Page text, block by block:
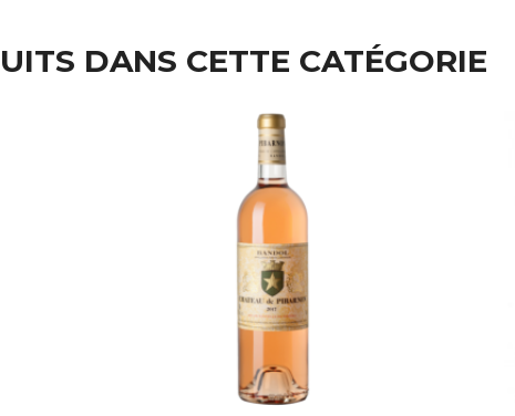
DANS CETTE CATÉGORIE